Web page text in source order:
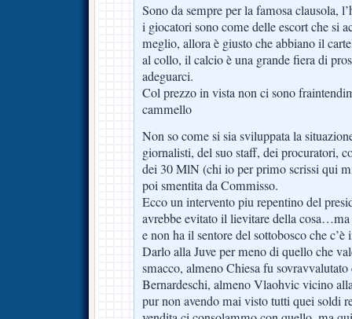
Sono da sempre per la famosa clausola,
i giocatori sono come delle escort che si
meglio, allora è giusto che abbiano il
al collo, il calcio è una grande fiera di
adeguarci.
Col prezzo in vista non ci sono
cammello
Non so come si sia sviluppata la
giornalisti, del suo staff, dei procuratori,
dei 30 MlN (chi io per primo scrissi qui
poi smentita da Commisso.
Ecco un intervento piu repentino del
avrebbe evitato il lievitare della
e non ha il sentore del sottobosco che c’è
Darlo alla Juve per meno di quello che
smacco, almeno Chiesa fu
Bernardeschi, almeno Vlaohvic vicino
pur non avendo mai visto tutti quei soldi